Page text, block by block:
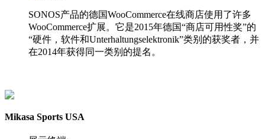
SONOS产品的德国WooCommerce在线商店使用了许多
WooCommerce扩展。它是2015年德国“商店可用性奖”的
“硬件，软件和Unterhaltungselektronik”类别的获奖者，并
在2014年获得同一类别的提名。
Mikasa Sports USA